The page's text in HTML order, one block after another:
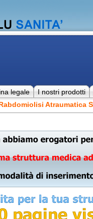
legale
I nostri prodotti
Atraumatica